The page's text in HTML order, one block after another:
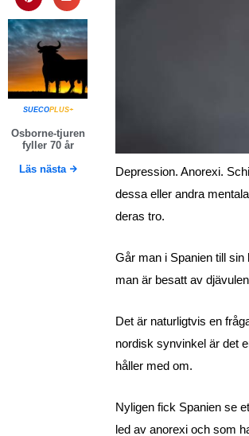
SUECOPLUS+
Osborne-tjuren
fyller 70 år
Läs nästa
Depression. Anorexi.
dessa eller andra
deras tro.
Går man i Spanien till
man är besatt av
Det är naturligtvis en
nordisk synvinkel är det
håller med om.
Nyligen fick Spanien se
led av anorexi och som